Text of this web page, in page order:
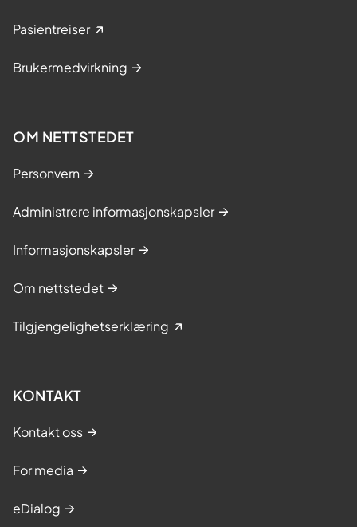
Pasientreiser
Brukermedvirkning
OM NETTSTEDET
Personvern
Administrere informasjonskapsler
Informasjonskapsler
Om nettstedet
Tilgjengelighetserklæring
KONTAKT
Kontakt oss
For media
eDialog